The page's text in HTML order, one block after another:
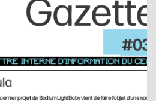
s
t
a